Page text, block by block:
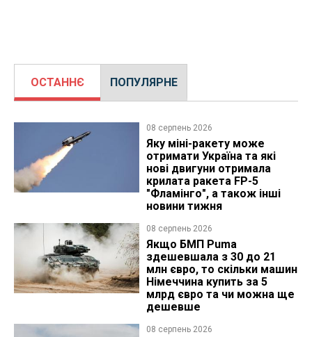
ОСТАННЄ ПОПУЛЯРНЕ
08 серпень 2026
Яку міні-ракету може
отримати Україна та які
нові двигуни отримала
крилата ракета FP-5
"Фламінго", а також інші
новини тижня
08 серпень 2026
Якщо БМП Puma
здешевшала з 30 до 21
млн євро, то скільки машин
Німеччина купить за 5
млрд євро та чи можна ще
дешевше
08 серпень 2026